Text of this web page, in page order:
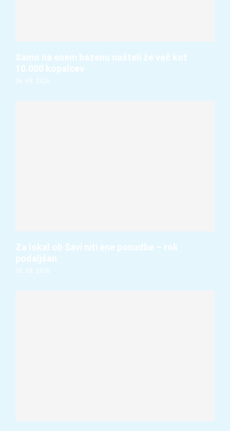
Samo na enem bazenu našteli že več kot
10.000 kopalcev
06. 08. 2026
Za lokal ob Savi niti ene ponudbe – rok
podaljšan
06. 08. 2026